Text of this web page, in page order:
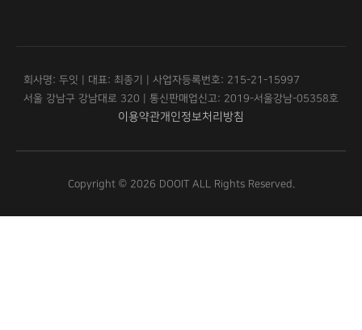
회사명: 두잇 | 대표: 최종기 | 사업자등록번호: 215-21-15997
서울 강남구 강남대로 320 | 통신판매업신고: 2019-서울강남-05358호
이용약관개인정보처리방침
Copyright © 2026 DOOIT ALL Rights Reserved.